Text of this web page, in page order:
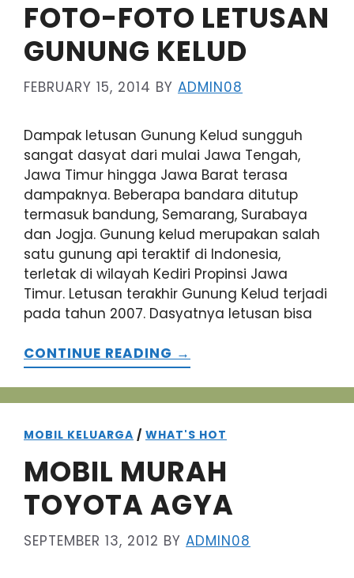
FOTO-FOTO LETUSAN
GUNUNG KELUD
FEBRUARY 15, 2014 BY ADMIN08
Dampak letusan Gunung Kelud sungguh
sangat dasyat dari mulai Jawa Tengah,
Jawa Timur hingga Jawa Barat terasa
dampaknya. Beberapa bandara ditutup
termasuk bandung, Semarang, Surabaya
dan Jogja. Gunung kelud merupakan salah
satu gunung api teraktif di Indonesia,
terletak di wilayah Kediri Propinsi Jawa
Timur. Letusan terakhir Gunung Kelud terjadi
pada tahun 2007. Dasyatnya letusan bisa
CONTINUE READING →
MOBIL KELUARGA / WHAT'S HOT
MOBIL MURAH
TOYOTA AGYA
SEPTEMBER 13, 2012 BY ADMIN08